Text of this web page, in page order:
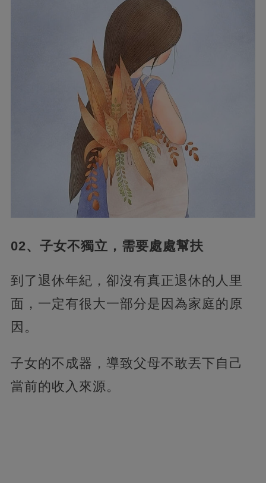
02、子女不獨立，需要處處幫扶
到了退休年紀，卻沒有真正退休的人里
面，一定有很大一部分是因為家庭的原
因。
子女的不成器，導致父母不敢丟下自己
當前的收入來源。